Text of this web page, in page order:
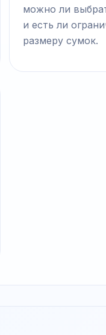
можно ли
и есть ли
размеру сумок.